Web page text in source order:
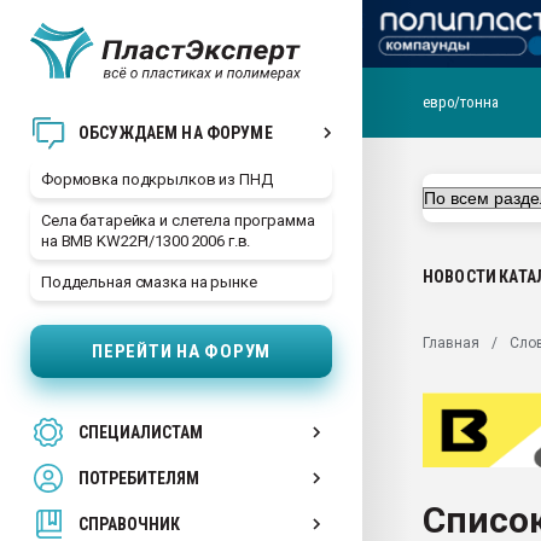
ОБСУЖДАЕМ НА ФОРУМЕ
Формовка подкрылков из ПНД
Села батарейка и слетела программа
на BMB KW22PI/1300 2006 г.в.
Поддельная смазка на рынке
ПЕРЕЙТИ НА ФОРУМ
СПЕЦИАЛИСТАМ
ПОТРЕБИТЕЛЯМ
СПРАВОЧНИК
29.07.2026 ФРП помог
Вакуум-формовочные
ближайшее
28.07.2026
первый план в
ситуацией на
евро/тонна
НОВОСТИ
Главная